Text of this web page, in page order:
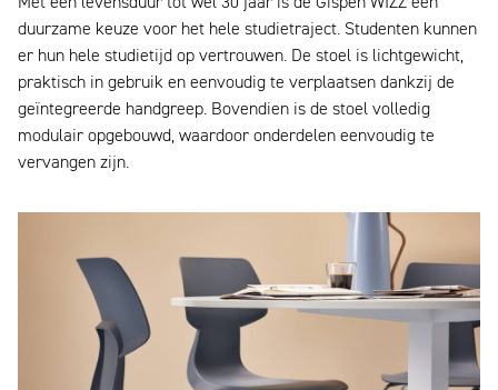
duurzame keuze voor het hele studietraject. Studenten kunnen
er hun hele studietijd op vertrouwen. De stoel is lichtgewicht,
praktisch in gebruik en eenvoudig te verplaatsen dankzij de
geïntegreerde handgreep. Bovendien is de stoel volledig
modulair opgebouwd, waardoor onderdelen eenvoudig te
vervangen zijn.